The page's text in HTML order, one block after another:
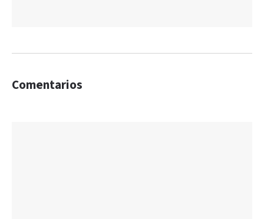
Comentarios